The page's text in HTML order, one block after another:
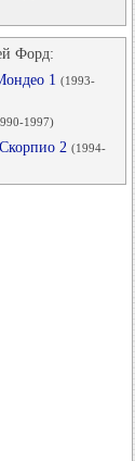
Форд:
1 (1993-
1997)
2 (1994-